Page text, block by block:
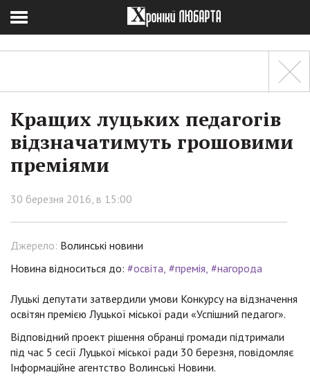
Кращих луцьких педагогів
відзначатимуть грошовими
преміями
30 березня 2016, в 15:00
Джерело: Волинські новини
Новина відноситься до: #освіта #премія #нагорода
Луцькі депутати затвердили умови Конкурсу на відзначення
освітян премією Луцької міської ради «Успішний педагог».
Відповідний проект рішення обранці громади підтримали
під час 5 сесії Луцької міської ради 30 березня, повідомляє
Інформаційне агентство Волинські Новини.